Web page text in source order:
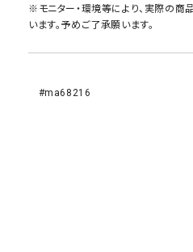
※モニター・環境等により、実際の
います。予めご了承願います。
#ma68216